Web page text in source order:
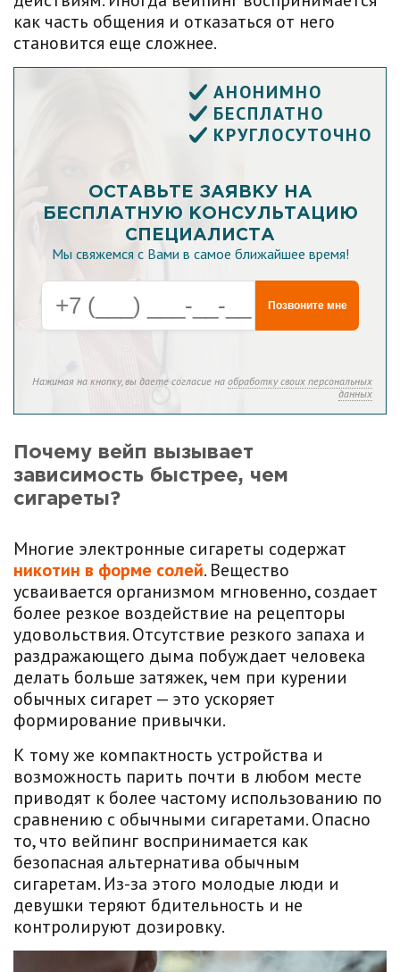
как часть общения и отказаться от него
становится еще сложнее.
АНОНИМНО
БЕСПЛАТНО
КРУГЛОСУТОЧНО
ОСТАВЬТЕ ЗАЯВКУ НА
БЕСПЛАТНУЮ КОНСУЛЬТАЦИЮ
СПЕЦИАЛИСТА
Мы свяжемся с Вами в самое ближайшее время!
Позвоните мне
Нажимая на кнопку, вы даете согласие на обработку своих персональных
данных
Почему вейп вызывает
зависимость быстрее, чем
сигареты?
Многие электронные сигареты содержат
никотин в форме солей. Вещество
усваивается организмом мгновенно, создает
более резкое воздействие на рецепторы
удовольствия. Отсутствие резкого запаха и
раздражающего дыма побуждает человека
делать больше затяжек, чем при курении
обычных сигарет — это ускоряет
формирование привычки.
К тому же компактность устройства и
возможность парить почти в любом месте
приводят к более частому использованию по
сравнению с обычными сигаретами. Опасно
то, что вейпинг воспринимается как
безопасная альтернатива обычным
сигаретам. Из-за этого молодые люди и
девушки теряют бдительность и не
контролируют дозировку.